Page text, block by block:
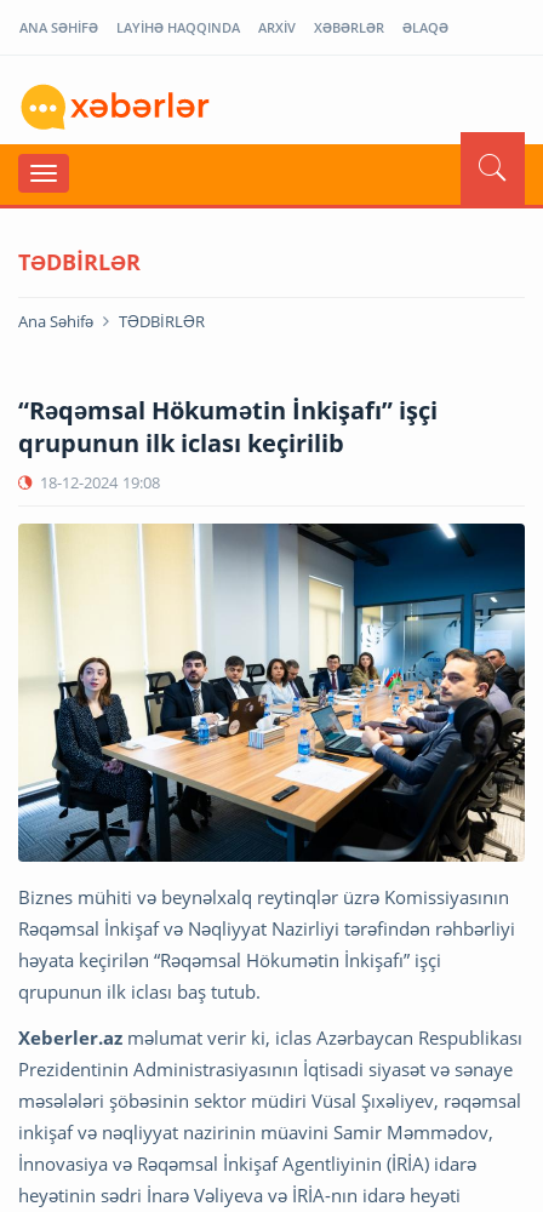
ANA SƏHİFƏ LAYİHƏ HAQQINDA ARXİV XƏBƏRLƏR ƏLAQƏ
TƏDBİRLƏR
Ana Səhifə TƏDBİRLƏR
“Rəqəmsal Hökumətin İnkişafı” işçi
qrupunun ilk iclası keçirilib
18-12-2024 19:08
Biznes mühiti və beynəlxalq reytinqlər üzrə Komissiyasının
Rəqəmsal İnkişaf və Nəqliyyat Nazirliyi tərəfindən rəhbərliyi
həyata keçirilən “Rəqəmsal Hökumətin İnkişafı” işçi
qrupunun ilk iclası baş tutub.
Xeberler.az məlumat verir ki, iclas Azərbaycan Respublikası
Prezidentinin Administrasiyasının İqtisadi siyasət və sənaye
məsələləri şöbəsinin sektor müdiri Vüsal Şıxəliyev, rəqəmsal
inkişaf və nəqliyyat nazirinin müavini Samir Məmmədov,
İnnovasiya və Rəqəmsal İnkişaf Agentliyinin (İRİA) idarə
heyətinin sədri İnarə Vəliyeva və İRİA-nın idarə heyəti